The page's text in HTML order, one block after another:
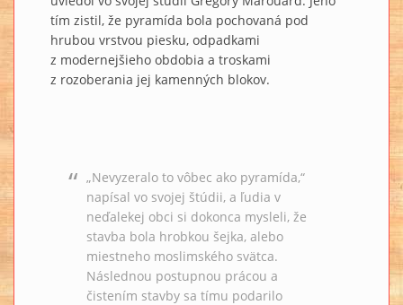
tím zistil, že pyramída bola pochovaná pod
hrubou vrstvou piesku, odpadkami
z modernejšieho obdobia a troskami
z rozoberania jej kamenných blokov.
„Nevyzeralo to vôbec ako pyramída,“
napísal vo svojej štúdii, a ľudia v
neďalekej obci si dokonca mysleli, že
stavba bola hrobkou šejka, alebo
miestneho moslimského svätca.
Následnou postupnou prácou a
čistením stavby sa tímu podarilo